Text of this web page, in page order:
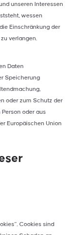
unseren Interessen
wessen
Einschränkung der
verlangen.
Daten
Speicherung
oder zum Schutz der
oder aus
Europäischen Union
Cookies sind